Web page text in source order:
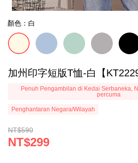
顏色：白
加州印字短版T恤-白【
Penuh Pengambilan di Kedai Serbaneka,
percuma
Penghantaran Negara/Wilayah
NT$590
NT$299